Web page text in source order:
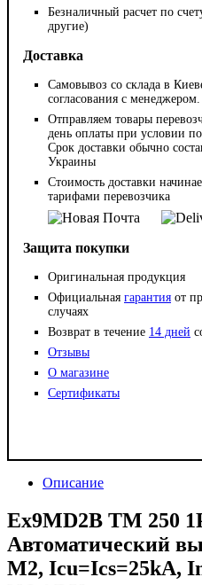
Безналичный расчет по
другие)
Доставка
Самовывоз со склада в
согласования с менеджером.
Отправляем товары
день оплаты при условии
Срок доставки обычно
Украины
Стоимость доставки
тарифами перевозчика
Защита покупки
Оригинальная продукция
Официальная гарантия от
случаях
Возврат в течение 14 дней
Отзывы
О магазине
Сертификаты
Описание
Ex9MD2B TM 250
Автоматический
M2, Icu=Ics=25kA,